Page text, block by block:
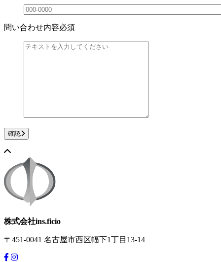
問い合わせ内容必須
確認
株式会社ins.ficio
〒451-0041 名古屋市西区幅下1丁目13-14